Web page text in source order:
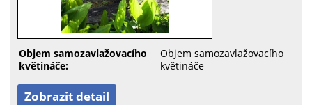
Objem samozavlažovacího
květináče:
Objem samozavlažovacího
květináče
Zobrazit detail